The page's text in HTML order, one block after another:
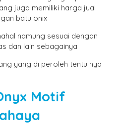
juga memiliki harga jual
batu onix
namung sesuai dengan
dan lain sebagainya
yang di peroleh tentu nya
Motif